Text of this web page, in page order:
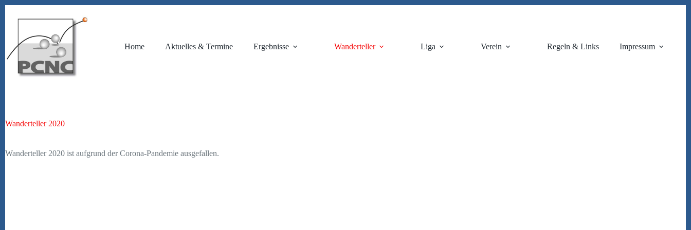
Inhalt
Home Aktuelles & Termine Ergebnisse Wanderteller Liga Verein Regeln & Links Impressum
Wanderteller 2020
Wanderteller 2020 ist aufgrund der Corona-Pandemie ausgefallen.